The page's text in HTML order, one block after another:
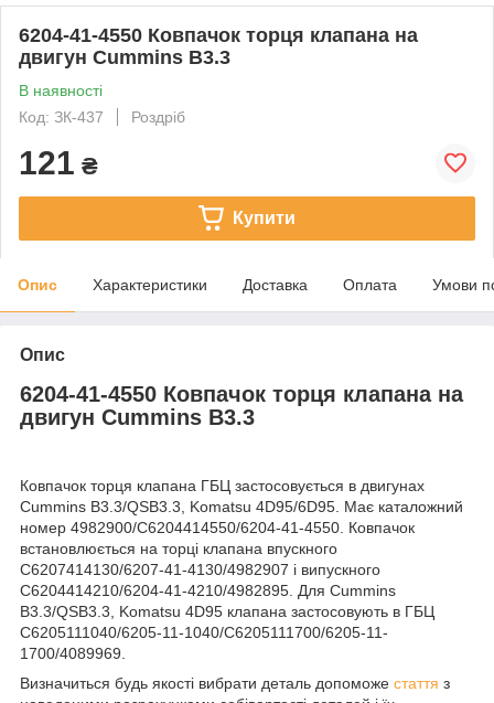
6204-41-4550 Ковпачок торця клапана на
двигун Cummins B3.3
В наявності
Код: ЗК-437
Роздріб
121 ₴
Купити
Опис Характеристики Доставка Оплата Умови
Опис
6204-41-4550 Ковпачок торця клапана на
двигун Cummins B3.3
Ковпачок торця клапана ГБЦ застосовується в двигунах
Cummins B3.3/QSB3.3, Komatsu 4D95/6D95. Має каталожний
номер 4982900/C6204414550/6204-41-4550. Ковпачок
встановлюється на торці клапана впускного
C6207414130/6207-41-4130/4982907 і випускного
C6204414210/6204-41-4210/4982895. Для Cummins
B3.3/QSB3.3, Komatsu 4D95 клапана застосовують в ГБЦ
C6205111040/6205-11-1040/C6205111700/6205-11-
1700/4089969.
Визначиться будь якості вибрати деталь допоможе стаття з